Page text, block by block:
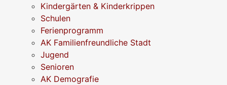
Kindergärten & Kinderkrippen
Schulen
Ferienprogramm
AK Familienfreundliche Stadt
Jugend
Senioren
AK Demografie